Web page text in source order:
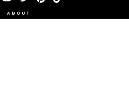
ABOUT